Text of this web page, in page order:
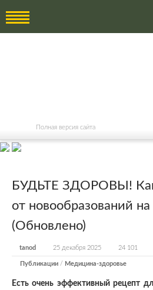
Полная версия сайта
БУДЬТЕ ЗДОРОВЫ! Как
от новообразований
(Обновлено)
tanod 25 декабря 2025 24 101
Публикации / Медицина-здоровье
Есть очень эффективный рецепт